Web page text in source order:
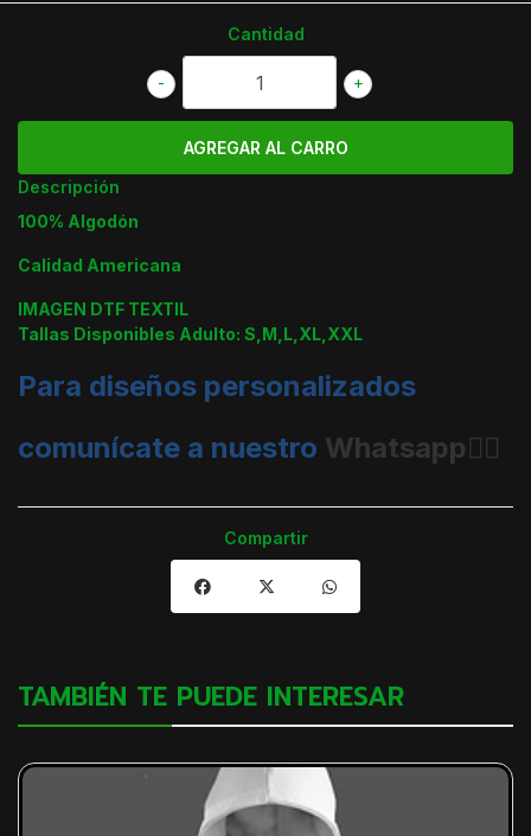
Cantidad
+
-
Descripción
100% Algodón
Calidad Americana
IMAGEN DTF TEXTIL
Tallas Disponibles Adulto: S,M,L,XL,XXL
Para diseños personalizados
comunícate a nuestro Whatsapp👈🏼
Compartir
TAMBIÉN TE PUEDE INTERESAR